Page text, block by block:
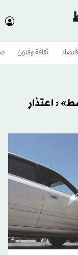
ثقافة وفنون
: اعتذار